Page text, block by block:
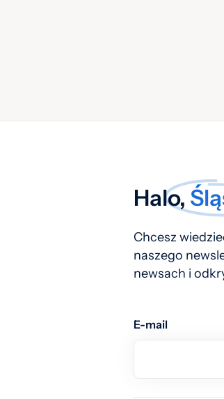
Halo,
Chcesz
naszego
newsach i
E-mail